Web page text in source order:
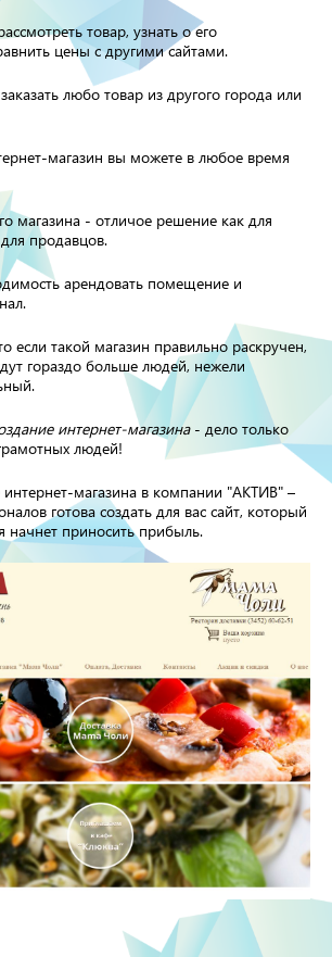
товар, узнать о его
цены с другими сайтами.
любо товар из другого города или
магазин вы можете в любое время
магазина - отличое решение как для
продавцов.
арендовать помещение и
если такой магазин правильно раскручен,
гораздо больше людей, нежели
интернет-магазина- дело только
людей!
интернет-магазина в компании "АКТИВ" –
готова создать для вас сайт, который
начнет приносить прибыль.